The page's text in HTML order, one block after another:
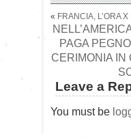
« FRANCIA, L’ORA
PAGA
CERIMONIA IN
Leave a
You must be